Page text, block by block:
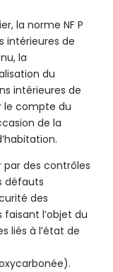
la norme NF P
intérieures de
la
du
intérieures de
le compte du
de la
par des contrôles
défauts
des
faisant l’objet du
liés à l’état de